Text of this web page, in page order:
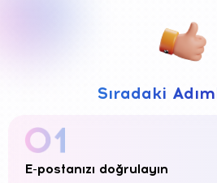
Sıradaki
E-postanızı doğrulayın